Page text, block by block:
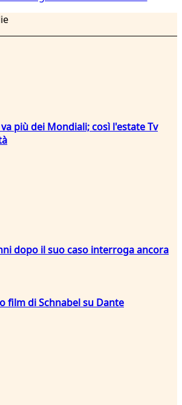
più dei Mondiali; così l'estate Tv
dopo il suo caso interroga ancora
film di Schnabel su Dante